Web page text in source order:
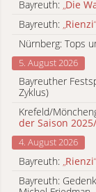
Bayreuth: Die
Bayreuth: „Rienzi“
Nürnberg: Tops
5. August 2026
Bayreuther
Zyklus)
Krefeld/
der Saison
4. August 2026
Bayreuth: Rienzi“
Bayreuth: